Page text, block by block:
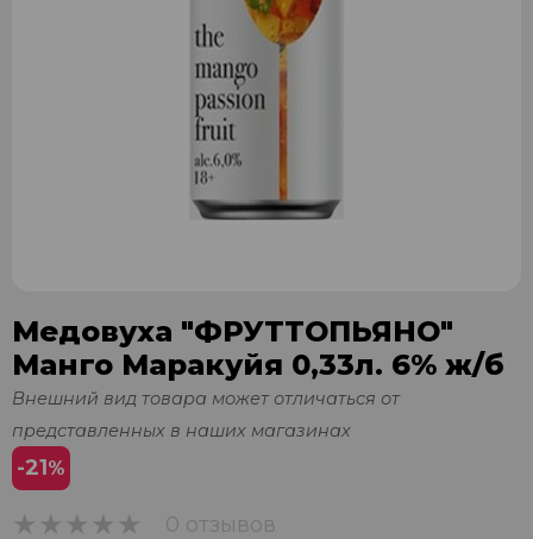
Медовуха "ФРУТТОПЬЯНО"
Манго Маракуйя 0,33л. 6% ж/б
Внешний вид товара может отличаться от
представленных в наших магазинах
-21%
0 отзывов